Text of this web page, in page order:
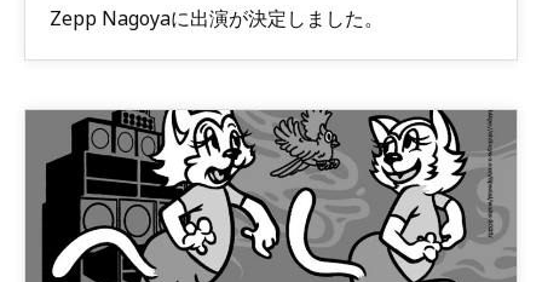
Zepp Nagoyaに出演が決定しました。